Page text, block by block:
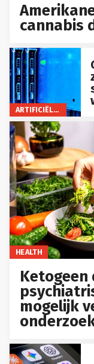
cannabis
ARTIFICIËLE INTELLIGENTIE
HEALTH
Ketogeen
mogelijk